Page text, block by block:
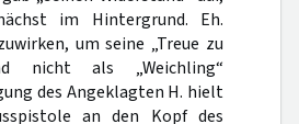
im Hintergrund. Eh.
um seine „Treue zu
nicht als „Weichling“
des Angeklagten H. hielt
an den Kopf des